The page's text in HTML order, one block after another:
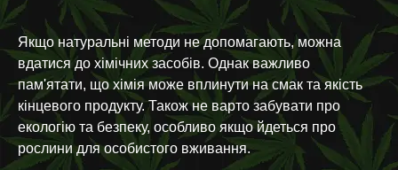
Якщо натуральні методи не допомагають, можна
вдатися до хімічних засобів. Однак важливо
пам'ятати, що хімія може вплинути на смак та якість
кінцевого продукту. Також не варто забувати про
екологію та безпеку, особливо якщо йдеться про
рослини для особистого вживання.